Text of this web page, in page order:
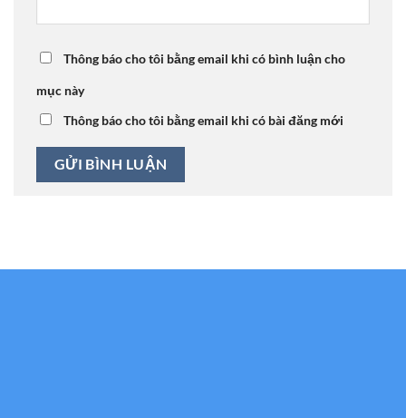
Thông báo cho tôi bằng email khi có bình luận cho
mục này
Thông báo cho tôi bằng email khi có bài đăng mới